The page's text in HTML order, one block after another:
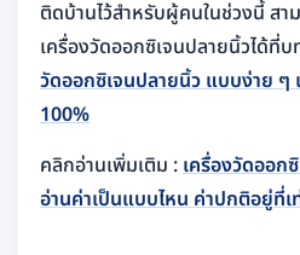
ติดบ้านไว้สำหรับผู้คนในช่วงนี้ สา
เครื่องวัดออกซิเจนปลายนิ้วได้ที่
วัดออกซิเจนปลายนิ้ว แบบง่าย ๆ
100%
คลิกอ่านเพิ่มเติม :เครื่องวัดออก
อ่านค่าเป็นแบบไหน ค่าปกติอยู่ที่เ